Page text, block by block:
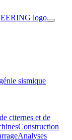
sismique
citernes et de
Construction
Analyses